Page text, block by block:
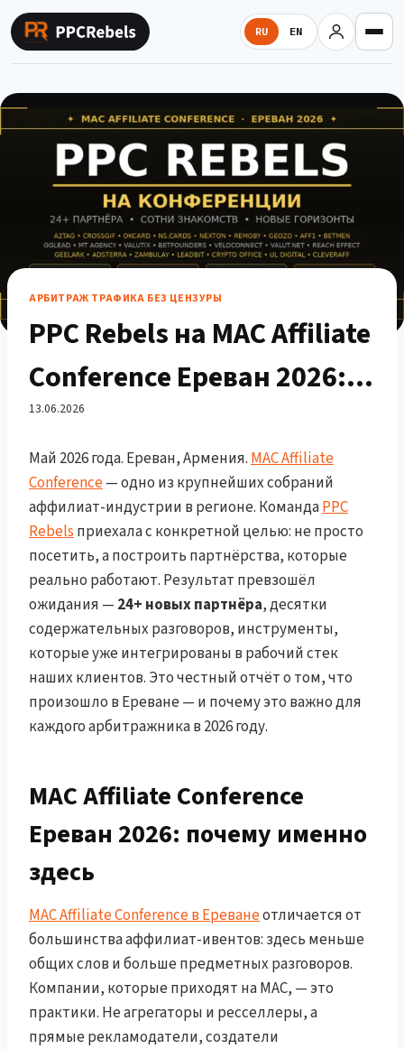
Перейти
содержимому
RU EN
АРБИТРАЖ ТРАФИКА БЕЗ ЦЕНЗУРЫ
PPC Rebels на MAC Affiliate
Conference Ереван 2026:
24+ Партнёра и Инсайты
для Арбитражников
13.06.2026
Май 2026 года. Ереван, Армения. MAC Affiliate
Conference— одно из крупнейших собраний
аффилиат-индустрии в регионе. КомандаPPC
Rebels приехала с конкретной целью: не просто
посетить, а построить партнёрства, которые
реально работают. Результат превзошёл
ожидания — 24+ новых партнёра, десятки
содержательных разговоров, инструменты,
которые уже интегрированы в рабочий стек
наших клиентов. Это честный отчёт о том, что
произошло в Ереване — и почему это важно для
каждого арбитражника в 2026 году.
MAC Affiliate Conference
Ереван 2026: почему именно
здесь
MAC Affiliate Conference в Ереванеотличается от
большинства аффилиат-ивентов: здесь меньше
общих слов и больше предметных разговоров.
Компании, которые приходят на MAC, — это
практики. Не агрегаторы и ресселлеры, а
прямые рекламодатели, создатели